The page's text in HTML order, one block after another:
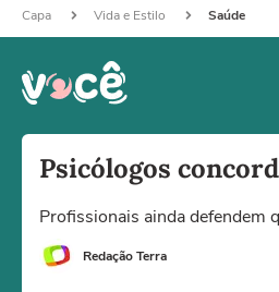
Capa Vida e Estilo Saúde
Psicólogos
Profissionais ainda defendem
Redação Terra